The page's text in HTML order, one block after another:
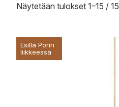
Näytetään tulokset 1–15 / 15
Esillä Porin
liikkeessä